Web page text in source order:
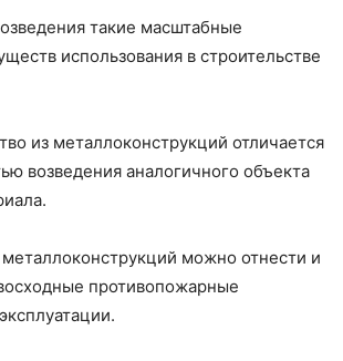
такие масштабные
использования в строительстве
из металлоконструкций отличается
возведения аналогичного объекта
можно отнести и
противопожарные